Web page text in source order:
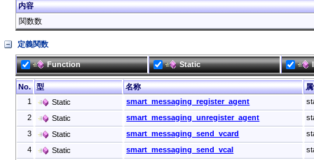
内容
関数数
定義関数
Function Static
No. 型 名称
1
Static smart_messaging_register_agent
2
Static smart_messaging_unregister_agent
3
Static smart_messaging_send_vcard
4
Static smart_messaging_send_vcal